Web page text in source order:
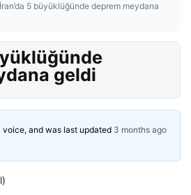
İran’da 5 büyüklüğünde deprem meydana
geldi
and was last updated 3 months ago